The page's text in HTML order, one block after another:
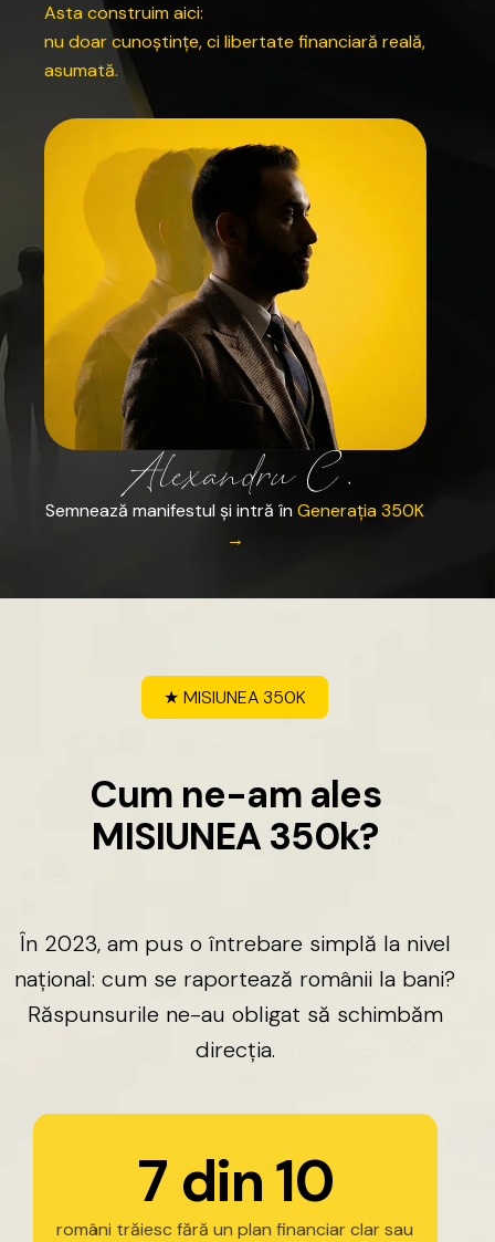
Asta construim aici:
nu doar cunoștințe, ci libertate financiară reală,
asumată.
Semnează manifestul și intră în Generația 350K
→
★ MISIUNEA 350K
Cum ne-am ales
MISIUNEA 350k?
În 2023, am pus o întrebare simplă la nivel
național: cum se raportează românii la bani?
Răspunsurile ne-au obligat să schimbăm
direcția.
7 din10
români trăiesc fără un plan financiar clar sau